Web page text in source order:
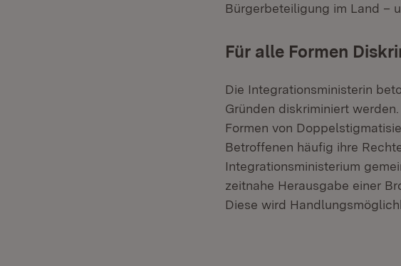
Bürgerbeteiligung im Land –
Für alle Formen
Die Integrationsministerin
Gründen diskriminiert
Formen von
Betroffenen häufig ihre
Integrationsministerium
zeitnahe Herausgabe einer
Diese wird